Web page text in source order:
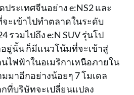
ระเทศจีนอย่าง e:NS2 และ
จะเข้าไปทำตลาดในระดับ
รวมไปถึง e:N SUV รุ่นโป
ยู่นั้น ก็มีแนวโน้มที่จะเข้าสู่
ไฟฟ้าในอเมริกาเหนือภายใน
มาอีกอย่างน้อยๆ 7 โมเดล
ที่บริษัทจะเปลี่ยนแปลง